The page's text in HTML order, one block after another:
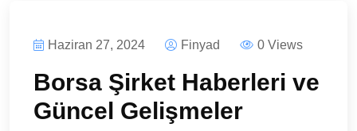
Haziran 27, 2024 Finyad 0 Views
Borsa Şirket Haberleri ve
Güncel Gelişmeler